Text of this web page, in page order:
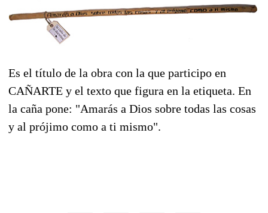
Es el título de la obra con la que participo en
CAÑARTE y el texto que figura en la etiqueta. En
la caña pone: "Amarás a Dios sobre todas las cosas
y al prójimo como a ti mismo".